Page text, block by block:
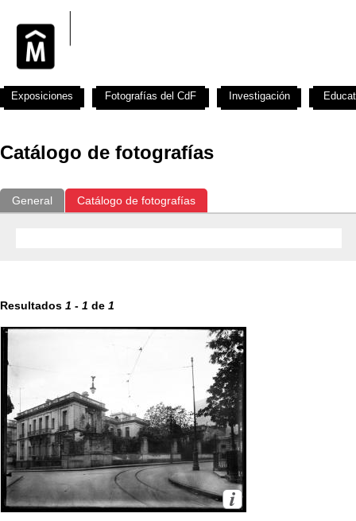
Catálogo de fotografías
General Catálogo de fotografías
Resultados 1 - 1 de 1
Exposiciones Fotografías del CdF Investigación